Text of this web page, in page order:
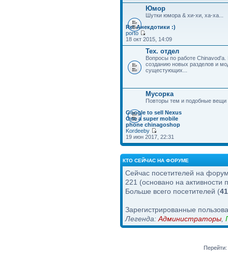
Юмор
Шутки юмора & хи-хи, ха-ха...
Re: Анекдотики :)
porto
18 окт 2015, 14:09
Тех. отдел
Вопросы по работе
созданию новых разделов и
сущестующих...
Мусорка
Повторы тем и подобные вещи
Google to sell Nexus
One a super mobile
phone chinagoshop
Kordeeby
19 июн 2017, 22:31
КТО СЕЙЧАС НА ФОРУМЕ
Сейчас посетителей на
221 (основано на активности
Больше всего посетителей (
Зарегистрированные
Легенда: Администраторы
Перейти: